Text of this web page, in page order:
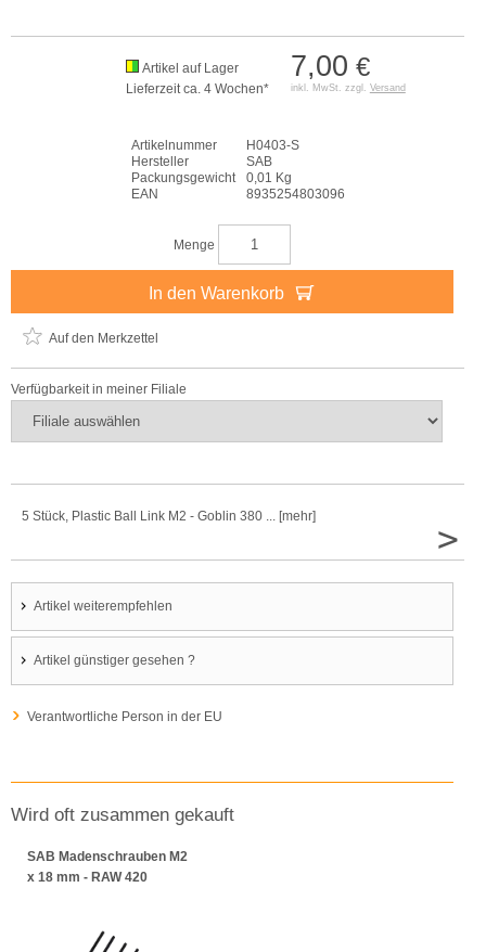
7,00 €
inkl. MwSt. zzgl. Versand
Artikel auf Lager
Lieferzeit ca. 4 Wochen*
Artikelnummer
H0403-S
Hersteller
SAB
Packungsgewicht
0,01 Kg
EAN
8935254803096
Menge
In den Warenkorb
Auf den Merkzettel
Verfügbarkeit in meiner Filiale
5 Stück, Plastic Ball Link M2 - Goblin 380 ... [mehr]
>
Artikel weiterempfehlen
Artikel günstiger gesehen ?
Verantwortliche Person in der EU
Wird oft zusammen gekauft
SAB Madenschrauben M2
x 18 mm - RAW 420